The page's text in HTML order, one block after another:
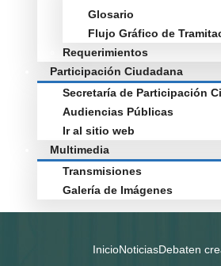
Glosario
Flujo Gráfico de
Requerimientos
Participación Ciudadana
Secretaría de Participación
Audiencias Públicas
Ir al sitio web
Multimedia
Transmisiones
Galería de Imágenes
InicioNoticiasDebaten